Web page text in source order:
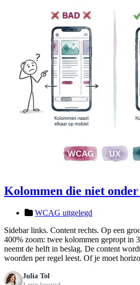
Kolommen die niet
WCAG uitgelegd
Sidebar links. Content rechts. Op een
400% zoom: twee kolommen gepropt in
neemt de helft in beslag. De content
woorden per regel leest. Of je moet
Julia Tol